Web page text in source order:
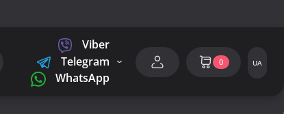
Viber
Telegram
WhatsApp
0 UA